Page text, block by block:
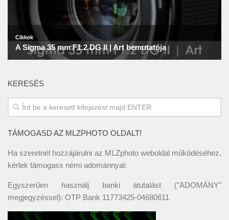
KERESÉS
TÁMOGASD AZ MLZPHOTO OLDALT!
Ha szeretnél hozzájárulni az MLZphoto weboldal működéséhez,
kérlek támogass némi adománnyal:
Egyszerűen használj banki átutalást ("ADOMÁNY"
megjegyzéssel): OTP Bank 11773425-04680611